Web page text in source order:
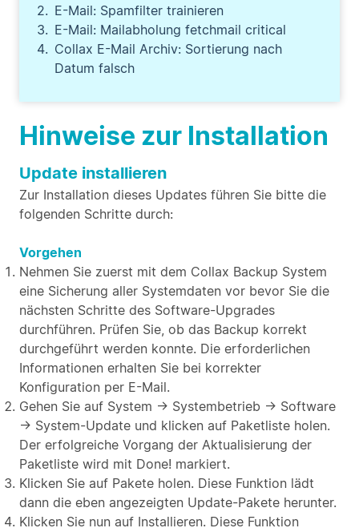
Hinweise zur Installation
Update installieren
Zur Installation dieses Updates führen Sie bitte die
folgenden Schritte durch:
Vorgehen
Nehmen Sie zuerst mit dem Collax Backup System
eine Sicherung aller Systemdaten vor bevor Sie die
nächsten Schritte des Software-Upgrades
durchführen. Prüfen Sie, ob das Backup korrekt
durchgeführt werden konnte. Die erforderlichen
Informationen erhalten Sie bei korrekter
Konfiguration per E-Mail.
Gehen Sie auf System → Systembetrieb → Software
→ System-Update und klicken auf Paketliste holen.
Der erfolgreiche Vorgang der Aktualisierung der
Paketliste wird mit Done! markiert.
Klicken Sie auf Pakete holen. Diese Funktion lädt
dann die eben angezeigten Update-Pakete herunter.
Klicken Sie nun auf Installieren. Diese Funktion
E-Mail: Spamfilter trainieren
E-Mail: Mailabholung fetchmail critical
Collax E-Mail Archiv: Sortierung nach
Datum falsch